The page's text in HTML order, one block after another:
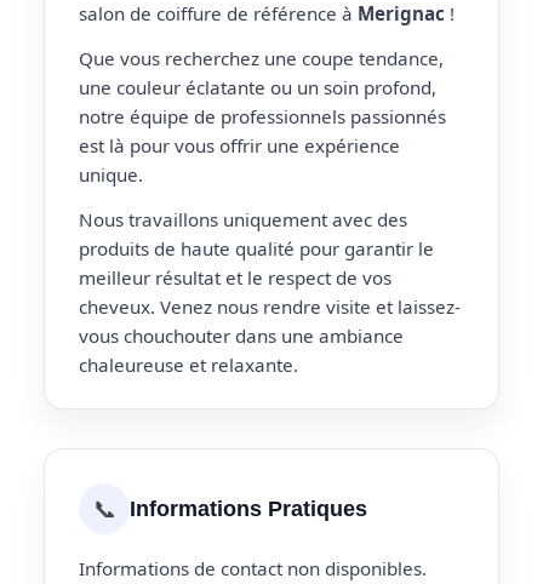
salon de coiffure de référence à Merignac !
Que vous recherchez une coupe tendance,
une couleur éclatante ou un soin profond,
notre équipe de professionnels passionnés
est là pour vous offrir une expérience
unique.
Nous travaillons uniquement avec des
produits de haute qualité pour garantir le
meilleur résultat et le respect de vos
cheveux. Venez nous rendre visite et laissez-
vous chouchouter dans une ambiance
chaleureuse et relaxante.
📞 Informations Pratiques
Informations de contact non disponibles.